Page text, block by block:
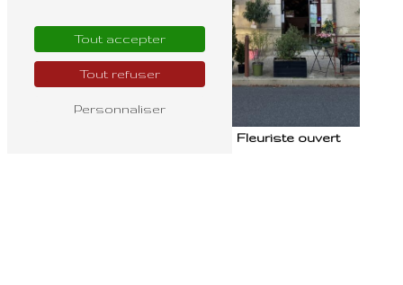
Bouquet mariée
Fleuriste ouvert
Tout accepter
Tout refuser
Personnaliser